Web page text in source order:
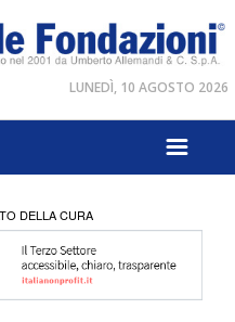
LUNEDÌ, 10 AGOSTO 2026
DELLA CURA